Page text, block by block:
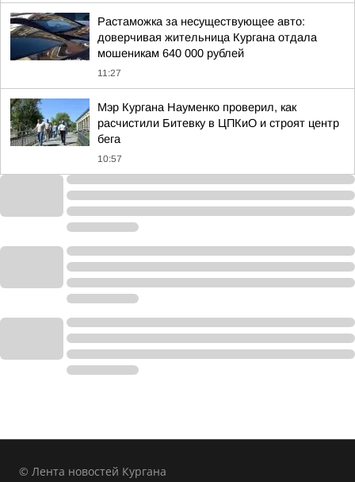
Растаможка за несуществующее авто:
доверчивая жительница Кургана отдала
мошеникам 640 000 рублей
11:27
Мэр Кургана Науменко проверил, как
расчистили Битевку в ЦПКиО и строят центр
бега
10:57
© Лента новостей Кургана